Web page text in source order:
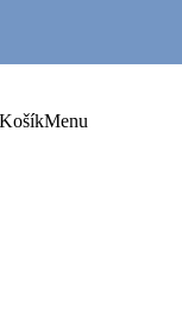
KošíkMenu